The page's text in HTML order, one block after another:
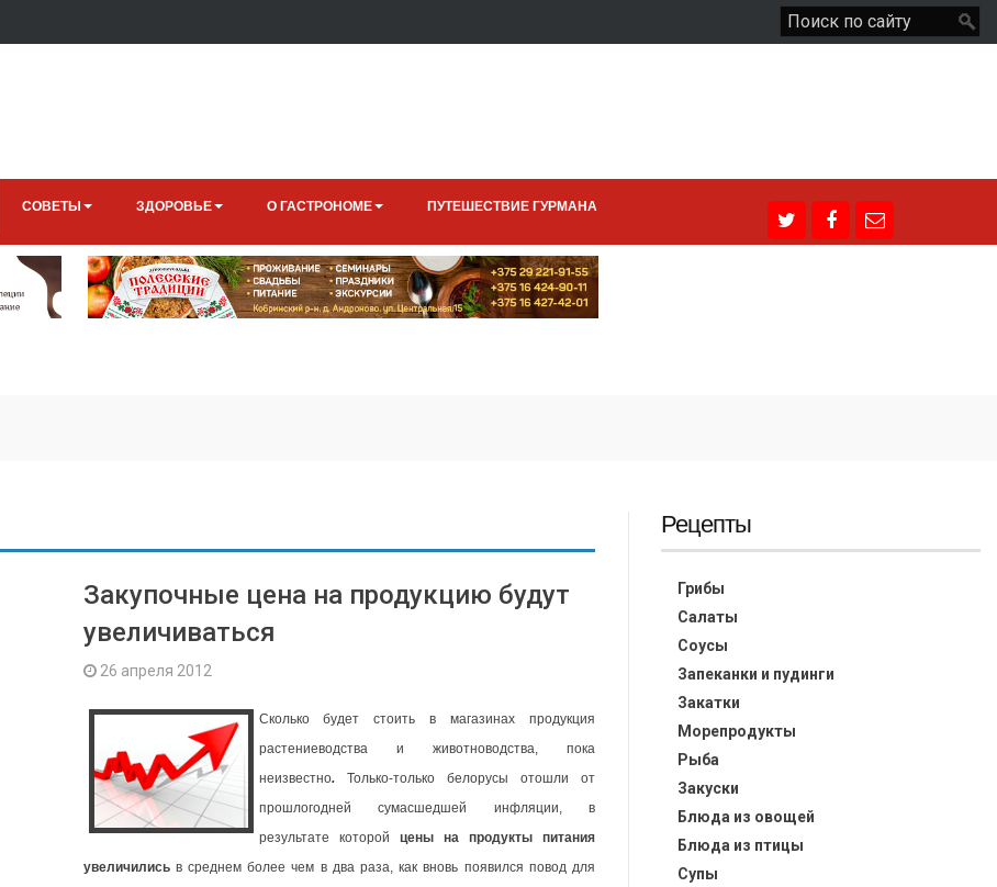
СОВЕТЫ ЗДОРОВЬЕ О ГАСТРОНОМЕ ПУТЕШЕСТВИЕ ГУРМАНА
Закупочные цена на продукцию будут
увеличиваться
26 апреля 2012
Сколько будет стоить в магазинах продукция
растениеводства и животноводства, пока
неизвестно.Только-только белорусы отошли от
прошлогодней сумасшедшей инфляции, в
результате которой цены на продукты питания
увеличилисьв среднем более чем в два раза, как вновь появился повод для
Рецепты
Грибы
Салаты
Соусы
Запеканки и пудинги
Закатки
Морепродукты
Рыба
Закуски
Блюда из овощей
Блюда из птицы
Супы